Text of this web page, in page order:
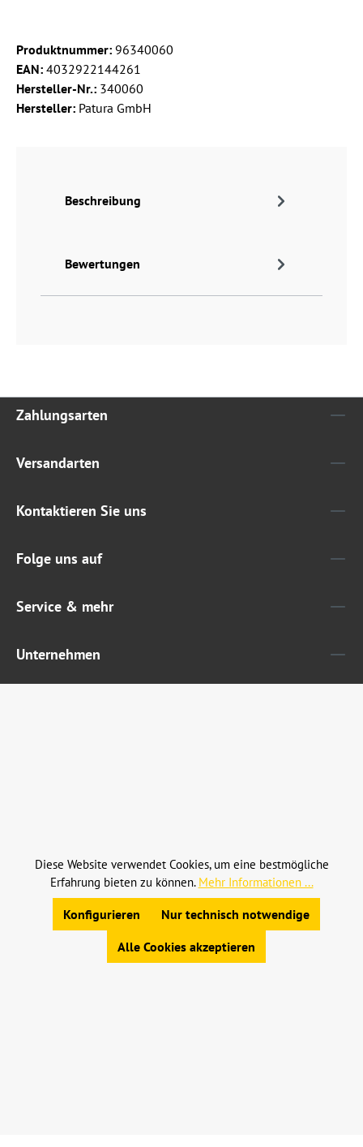
Produktnummer: 96340060
EAN: 4032922144261
Hersteller-Nr.: 340060
Hersteller: Patura GmbH
Beschreibung
Bewertungen
Zahlungsarten
Versandarten
Kontaktieren Sie uns
Folge uns auf
Service & mehr
Unternehmen
© 2023 Leinweber Landtechnik GmbH & Co. KG
Allgemeine Geschäftsbedingungen|
Widerrufsbelehrung
Impressum
Diese Website verwendet Cookies, um eine bestmögliche
Erfahrung bieten zu können. Mehr Informationen ...
Nur technisch notwendige
Konfigurieren
Alle Cookies akzeptieren